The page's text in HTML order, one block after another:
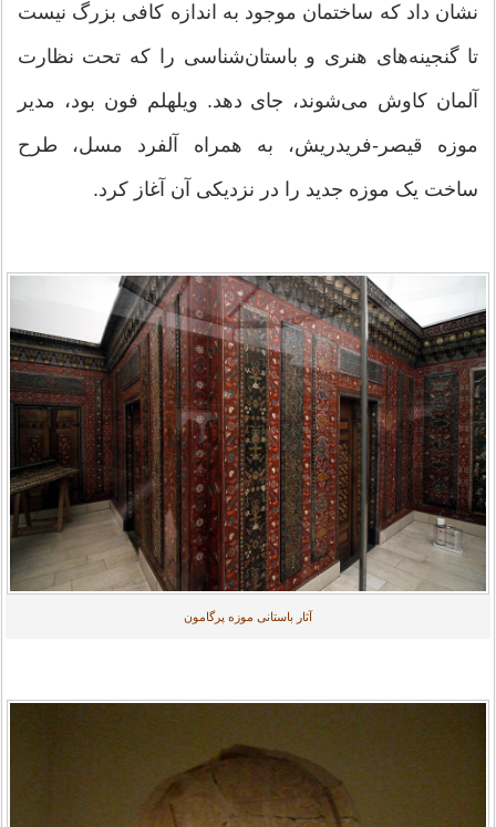
نشان داد که ساختمان موجود به اندازه کافی بزرگ نیست
تا گنجینه‌های هنری و باستان‌شناسی را که تحت نظارت
آلمان کاوش می‌شوند، جای دهد. ویلهلم فون بود، مدیر
موزه قیصر-فریدریش، به همراه آلفرد مسل، طرح
ساخت یک موزه جدید را در نزدیکی آن آغاز کرد.
آثار باستانی موزه پرگامون